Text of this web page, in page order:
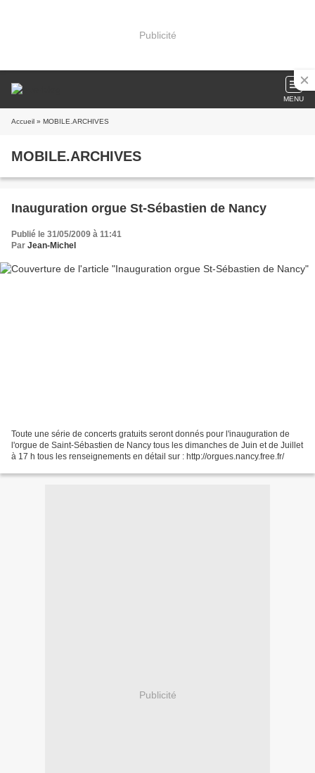
Publicité
MENU
Accueil » MOBILE.ARCHIVES
MOBILE.ARCHIVES
Inauguration orgue St-Sébastien de Nancy
Publié le 31/05/2009 à 11:41
Par Jean-Michel
Toute une série de concerts gratuits seront donnés pour l'inauguration de
l'orgue de Saint-Sébastien de Nancy tous les dimanches de Juin et de Juillet
à 17 h tous les renseignements en détail sur : http://orgues.nancy.free.fr/
Publicité